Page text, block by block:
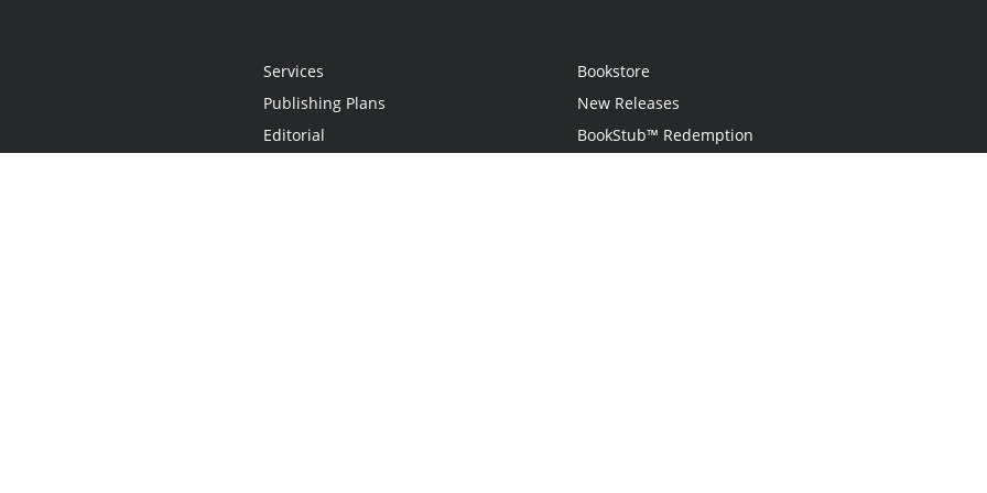
Services
Publishing Plans
Editorial
Bookstore
New Releases
BookStub™ Redemption